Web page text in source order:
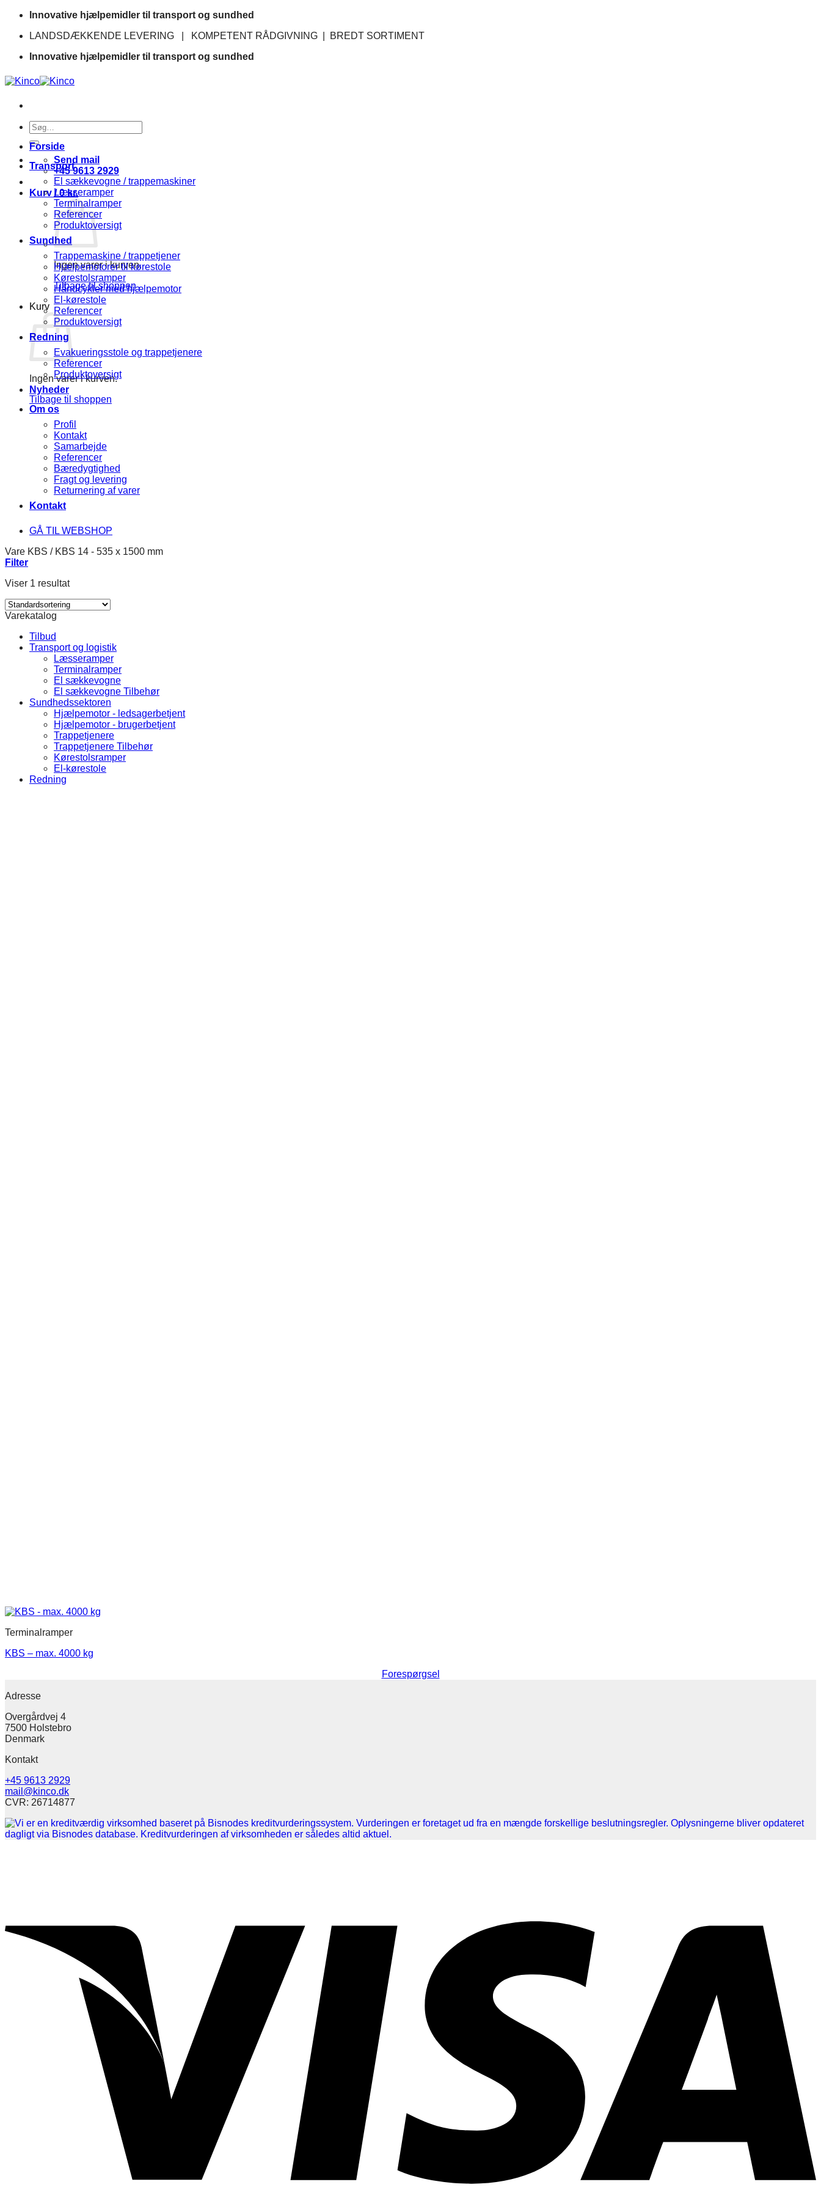
Fortsæt
indhold
Innovative hjælpemidler til transport og sundhed
LANDSDÆKKENDE LEVERING | KOMPETENT RÅDGIVNING | BREDT SORTIMENT
Innovative hjælpemidler til transport og sundhed
Søg
efter:
Send mail
+45 9613 2929
Kurv /0kr.
Ingen varer i kurven.
Tilbage til shoppen
Kurv
Ingen varer i kurven.
Tilbage til shoppen
Forside
Transport
El sækkevogne / trappemaskiner
Læsseramper
Terminalramper
Referencer
Produktoversigt
Sundhed
Trappemaskine / trappetjener
Hjælpemotorer til kørestole
Kørestolsramper
Håndcykler med hjælpemotor
El-kørestole
Referencer
Produktoversigt
Redning
Evakueringsstole og trappetjenere
Referencer
Produktoversigt
Nyheder
Om os
Profil
Kontakt
Samarbejde
Referencer
Bæredygtighed
Fragt og levering
Returnering af varer
Kontakt
GÅ TIL WEBSHOP
Vare KBS /KBS 14 - 535 x 1500 mm
Filter
Viser 1 resultat
Varekatalog
Tilbud
Transport og logistik
Læsseramper
Terminalramper
El sækkevogne
El sækkevogne Tilbehør
Sundhedssektoren
Hjælpemotor - ledsagerbetjent
Hjælpemotor - brugerbetjent
Trappetjenere
Trappetjenere Tilbehør
Kørestolsramper
El-kørestole
Redning
Terminalramper
KBS – max. 4000 kg
Forespørgsel
Adresse
Overgårdvej 4
7500 Holstebro
Denmark
Kontakt
+45 9613 2929
mail@kinco.dk
CVR: 26714877